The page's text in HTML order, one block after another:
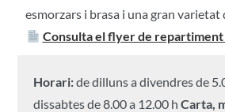
esmorzars i brasa i una gran varietat
Consulta el flyer de repartiment
Horari:de dilluns a divendres de
dissabtes de 8.00 a 12.00 hCarta,